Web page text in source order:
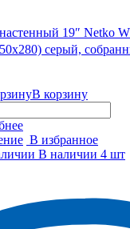
19″ Netko
серый,
В корзину
В избранное
В наличии 4 шт